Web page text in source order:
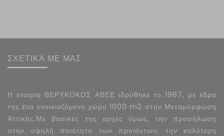
ΣΧΕΤΙΚΑ ΜΕ ΜΑΣ
Η εταιρία ΒΕΡΥΚΟΚΟΣ ΑΒΕΕ ιδρύθηκε το 1987, με έδρα
της ένα ενοικιαζόμενο χώρο 1000 m2 στην Μεταμόρφωση
Αττικής.Με βασικές της αρχές όμως, την προσήλωση
στην υψηλή ποιότητα των προϊόντων, την καλύτερη